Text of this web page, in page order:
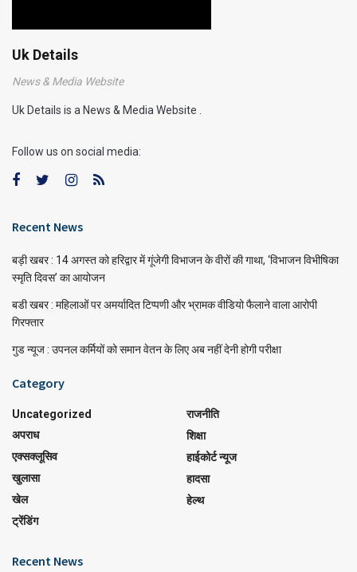
Uk Details
News & Media Website
Uk Details is a News & Media Website .
Follow us on social media:
Recent News
बड़ी खबर : 14 अगस्त को हरिद्वार में गूंजेगी विभाजन के वीरों की गाथा, ‘विभाजन विभीषिका
स्मृति दिवस’ का आयोजन
बडी खबर : महिलाओं पर अमर्यादित टिप्पणी और भ्रामक वीडियो फैलाने वाला आरोपी
गिरफ्तार
गुड न्यूज : उपनल कर्मियों को समान वेतन के लिए अब नहीं देनी होगी परीक्षा
Category
Uncategorized
अपराध
एक्सक्लूसिव
खुलासा
खेल
ट्रेंडिंग
राजनीति
शिक्षा
हाईकोर्ट न्यूज
हादसा
हेल्थ
Recent News